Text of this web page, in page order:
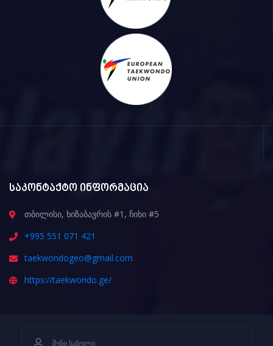
საკონტაქტო ინფორმაცია
თბილისი, ხიზაბავრის #1, ჩიხი #5
+995 551 071 421
taekwondogeo@gmail.com
https://taekwondo.ge/